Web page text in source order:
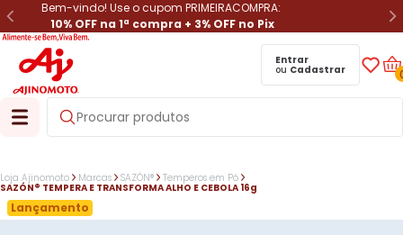
Bem-vindo! Use o cupom PRIMEIRACOMPRA:
10% OFF na 1ª compra + 3% OFF no Pix
Entrar
ou Cadastrar
Loja Ajinomoto Marcas SAZÓN® Temperos em Pó
SAZÓN® TEMPERA E TRANSFORMA ALHO E CEBOLA 16g
Lançamento